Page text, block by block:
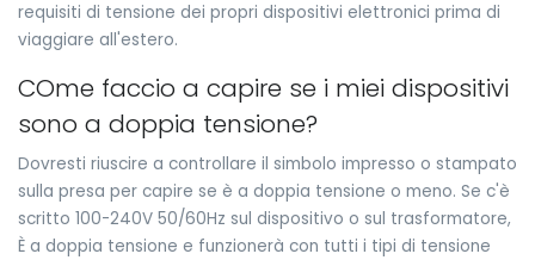
requisiti di tensione dei propri dispositivi elettronici prima di
viaggiare all'estero.
COme faccio a capire se i miei dispositivi
sono a doppia tensione?
Dovresti riuscire a controllare il simbolo impresso o stampato
sulla presa per capire se è a doppia tensione o meno. Se c'è
scritto 100-240V 50/60Hz sul dispositivo o sul trasformatore,
È a doppia tensione e funzionerà con tutti i tipi di tensione